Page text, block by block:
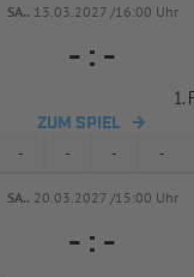
SA.. 13.03.2027 /16:00 Uhr
- : -
1.
ZUM SPIEL
- - - -
SA.. 20.03.2027 /15:00 Uhr
- : -